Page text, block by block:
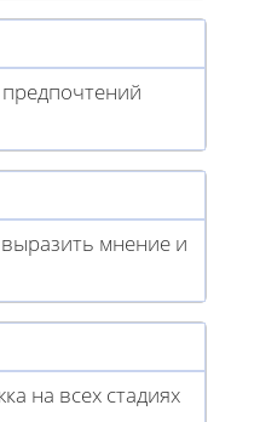
мнение и
на всех стадиях